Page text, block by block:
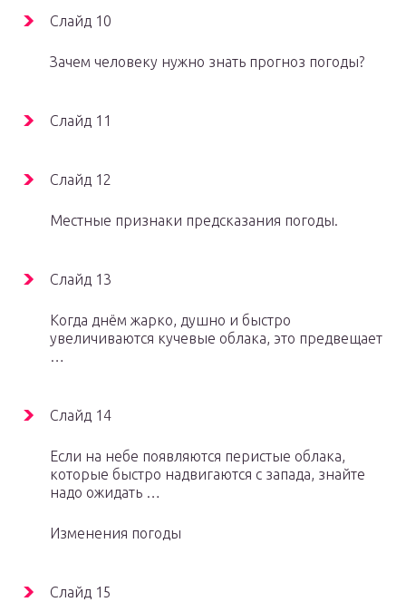
Слайд 10
Зачем человеку нужно знать прогноз погоды?
Слайд 11
Слайд 12
Местные признаки предсказания погоды.
Слайд 13
Когда днём жарко, душно и быстро
увеличиваются кучевые облака, это предвещает
…
Слайд 14
Если на небе появляются перистые облака,
которые быстро надвигаются с запада, знайте
надо ожидать …
Изменения погоды
Слайд 15